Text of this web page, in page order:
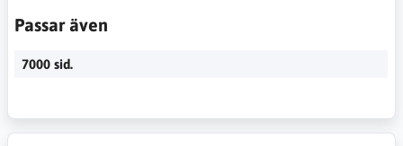
Passar även
7000 sid.